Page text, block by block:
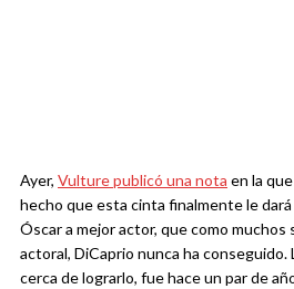
Ayer, Vulture publicó una nota en la
hecho que esta cinta finalmente le
Óscar a mejor actor, que como muchos
actoral, DiCaprio nunca ha conseguido.
cerca de lograrlo, fue hace un par de